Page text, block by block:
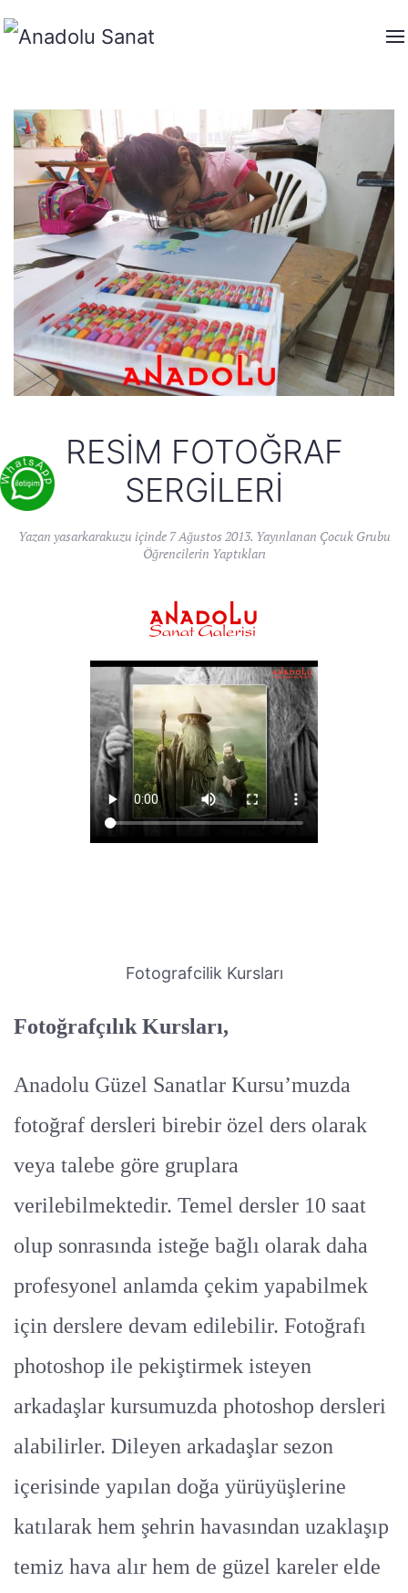
RESIM FOTOĞRAF
SERGILERI
Yazan yasarkarakuzu içinde 7 Ağustos 2013. Yayınlanan Çocuk Grubu
Öğrencilerin Yaptıkları
Fotografcilik Kursları
Fotoğrafçılık Kursları,
Anadolu Güzel Sanatlar Kursu’muzda
fotoğraf dersleri birebir özel ders olarak
veya talebe göre gruplara
verilebilmektedir. Temel dersler 10 saat
olup sonrasında isteğe bağlı olarak daha
profesyonel anlamda çekim yapabilmek
için derslere devam edilebilir. Fotoğrafı
photoshop ile pekiştirmek isteyen
arkadaşlar kursumuzda photoshop dersleri
alabilirler. Dileyen arkadaşlar sezon
içerisinde yapılan doğa yürüyüşlerine
katılarak hem şehrin havasından uzaklaşıp
temiz hava alır hem de güzel kareler elde